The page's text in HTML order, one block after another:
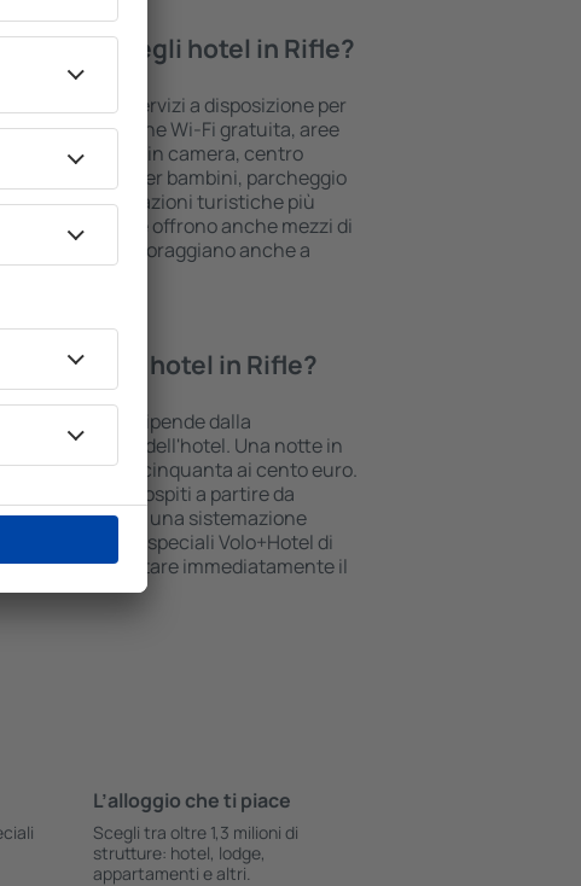
trovare negli hotel in Rifle?
standard e servizi a disposizione per
la connessione Wi-Fi gratuita, aree
bar/cassaforte in camera, centro
area giochi per bambini, parcheggio
sulle attrazioni turistiche più
Alcune strutture offrono anche mezzi di
A volte incoraggiano anche a
in Rifle.
notte in un hotel in Rifle?
può variare e dipende dalla
dalla posizione dell'hotel. Una notte in
costare dai cinquanta ai cento euro.
i loro ospiti a partire da
stai cercando una sistemazione
ai pacchetti speciali Volo+Hotel di
di prenotare immediatamente il
L’alloggio che ti piace
Scegli tra oltre 1,3 milioni di
strutture: hotel, lodge,
appartamenti e altri.